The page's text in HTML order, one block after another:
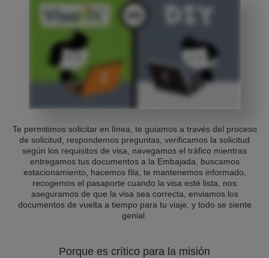
Te permitimos solicitar en línea, te guiamos a través del proceso
de solicitud, respondemos preguntas, verificamos la solicitud
según los requisitos de visa, navegamos el tráfico mientras
entregamos tus documentos a la Embajada, buscamos
estacionamiento, hacemos fila, te mantenemos informado,
recogemos el pasaporte cuando la visa esté lista, nos
aseguramos de que la visa sea correcta, enviamos los
documentos de vuelta a tiempo para tu viaje, y todo se siente
genial.
Porque es crítico para la misión